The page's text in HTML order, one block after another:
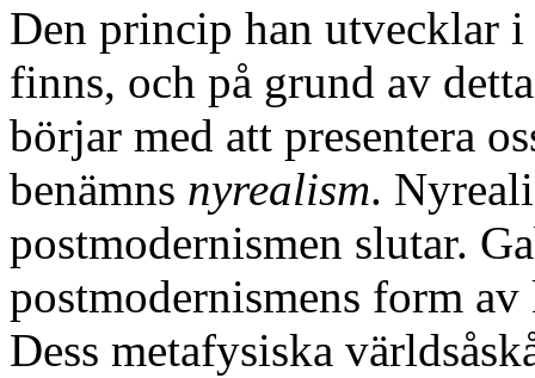
Den princip han utvecklar
finns, och på grund av
börjar med att presentera
benämns nyrealism.
postmodernismen slutar.
postmodernismens form
Dess metafysiska